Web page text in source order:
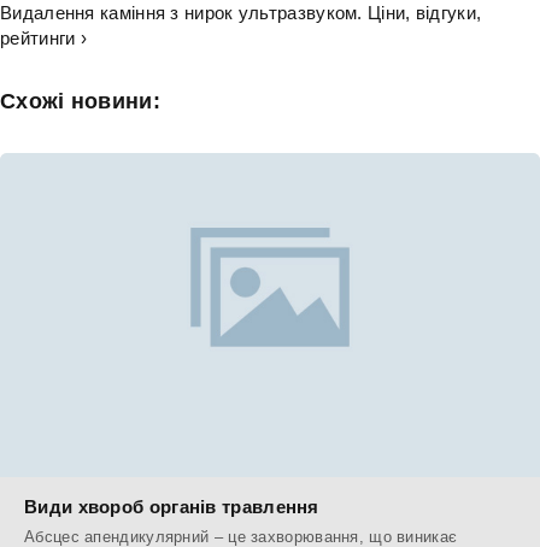
Видалення каміння з нирок ультразвуком. Ціни, відгуки,
рейтинги ›
Схожі новини:
Види хвороб органів травлення
Абсцес апендикулярний – це захворювання, що виникає